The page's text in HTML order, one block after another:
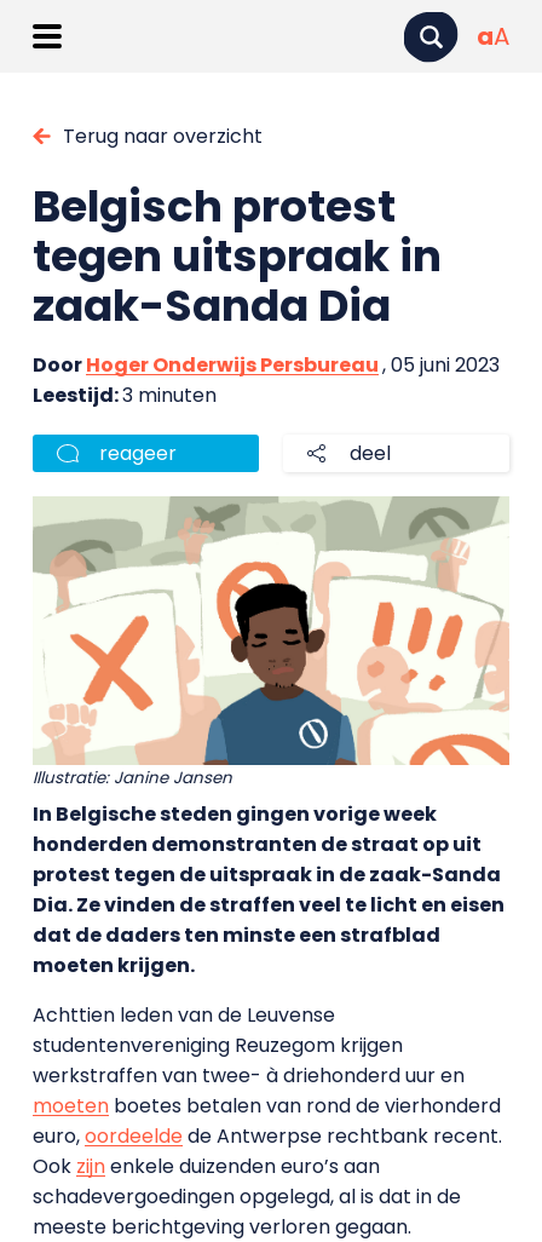
aA
Terug naar overzicht
Belgisch protest
tegen uitspraak in
zaak-Sanda Dia
DoorHoger Onderwijs Persbureau, 05 juni 2023
Leestijd:3 minuten
reageer deel
Illustratie: Janine Jansen
In Belgische steden gingen vorige week
honderden demonstranten de straat op uit
protest tegen de uitspraak in de zaak-Sanda
Dia. Ze vinden de straffen veel te licht en eisen
dat de daders ten minste een strafblad
moeten krijgen.
Achttien leden van de Leuvense
studentenvereniging Reuzegom krijgen
werkstraffen van twee- à driehonderd uur en
moetenboetes betalen van rond de vierhonderd
euro,oordeeldede Antwerpse rechtbank recent.
Ook zijnenkele duizenden euro’s aan
schadevergoedingen opgelegd, al is dat in de
meeste berichtgeving verloren gegaan.